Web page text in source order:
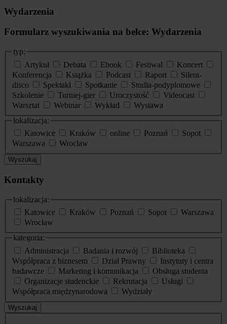
Wydarzenia
Formularz wyszukiwania na belce: Wydarzenia
typ:
Artykuł
Debata Ebook Festiwal
Koncert
Konferencja
Książka Podcast Raport
Silent-
disco
Spektakl Spotkanie
Studia-podyplomowe
Szkolenie
Turniej-gier Uroczystość
Videocast
Warsztat
Webinar Wykład
Wystawa
lokalizacja:
Katowice
Kraków online Poznań
Sopot
Warszawa
Wrocław
Wyszukaj
Kontakty
lokalizacja:
Katowice
Kraków Poznań Sopot
Warszawa
Wrocław
kategoria:
Administracja
Badania i rozwój
Biblioteka
Współpraca z biznesem
Dział Prawny
Instytuty i centra
badawcze
Marketing i komunikacja
Obsługa studenta
Organizacje studenckie
Rekrutacja
Usługi
Współpraca międzynarodowa
Wydziały
Wyszukaj